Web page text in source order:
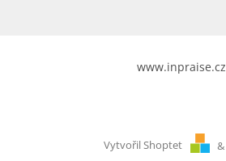
www.inpraise.cz
Vytvořil Shoptet &